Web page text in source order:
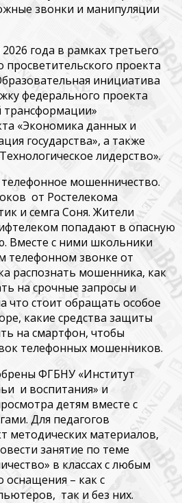
звонки и манипуляции
года в рамках третьего
просветительского проекта
инициатива
федерального проекта
«Экономика данных и
государства», а также
лидерство».
мошенничество.
от Ростелекома
и семга Соня. Жители
попадают в опасную
Вместе с ними школьники
телефонном звонке от
распознать мошенника, как
на срочные запросы и
стоит обращать особое
какие средства защиты
на смартфон, чтобы
телефонных мошенников.
ФГБНУ «Институт
и воспитания» и
детям вместе с
Для педагогов
методических материалов,
занятие по теме
в классах с любым
оснащения – как с
так и без них.